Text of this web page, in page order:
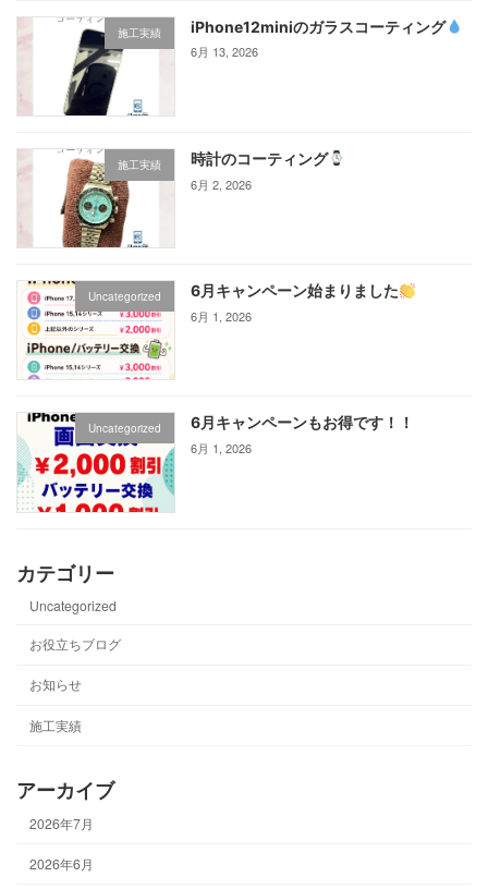
施工実績 iPhone12miniのガラスコーティング‪
6月 13, 2026
施工実績 時計のコーティング
6月 2, 2026
Uncategorized 6月キャンペーン始まりました
6月 1, 2026
Uncategorized 6月キャンペーンもお得です！！
6月 1, 2026
カテゴリー
Uncategorized
お役立ちブログ
お知らせ
施工実績
アーカイブ
2026年7月
2026年6月